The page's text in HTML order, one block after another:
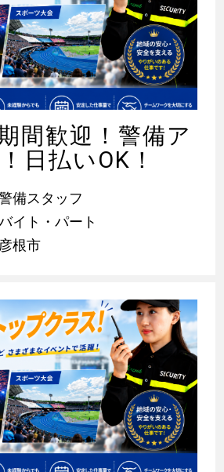
間歓迎！警備ア
日払いOK！
備スタッフ
イト・パート
根市